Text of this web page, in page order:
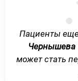
Пациенты
Чернышева
может стать